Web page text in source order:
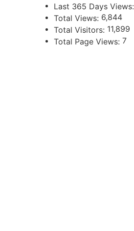
Last 365 Days Views:
Total Views: 6,844
Total Visitors: 11,899
Total Page Views: 7